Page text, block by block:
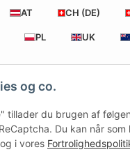
og co.
tillader du brugen af
Du kan når
i vores
AT CH (DE)
PL UK